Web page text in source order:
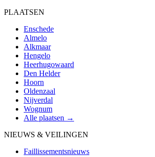
PLAATSEN
Enschede
Almelo
Alkmaar
Hengelo
Heerhugowaard
Den Helder
Hoorn
Oldenzaal
Nijverdal
Wognum
Alle plaatsen →
NIEUWS & VEILINGEN
Faillissementsnieuws